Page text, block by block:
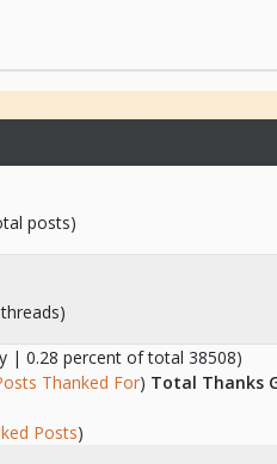
posts)
| 0.28 percent of total 38508)
Thanked For) Total Thanks
Posts)